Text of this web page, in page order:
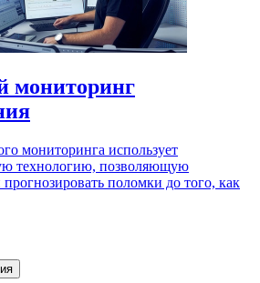
мониторинг
мониторинга использует
технологию, позволяющую
поломки до того, как